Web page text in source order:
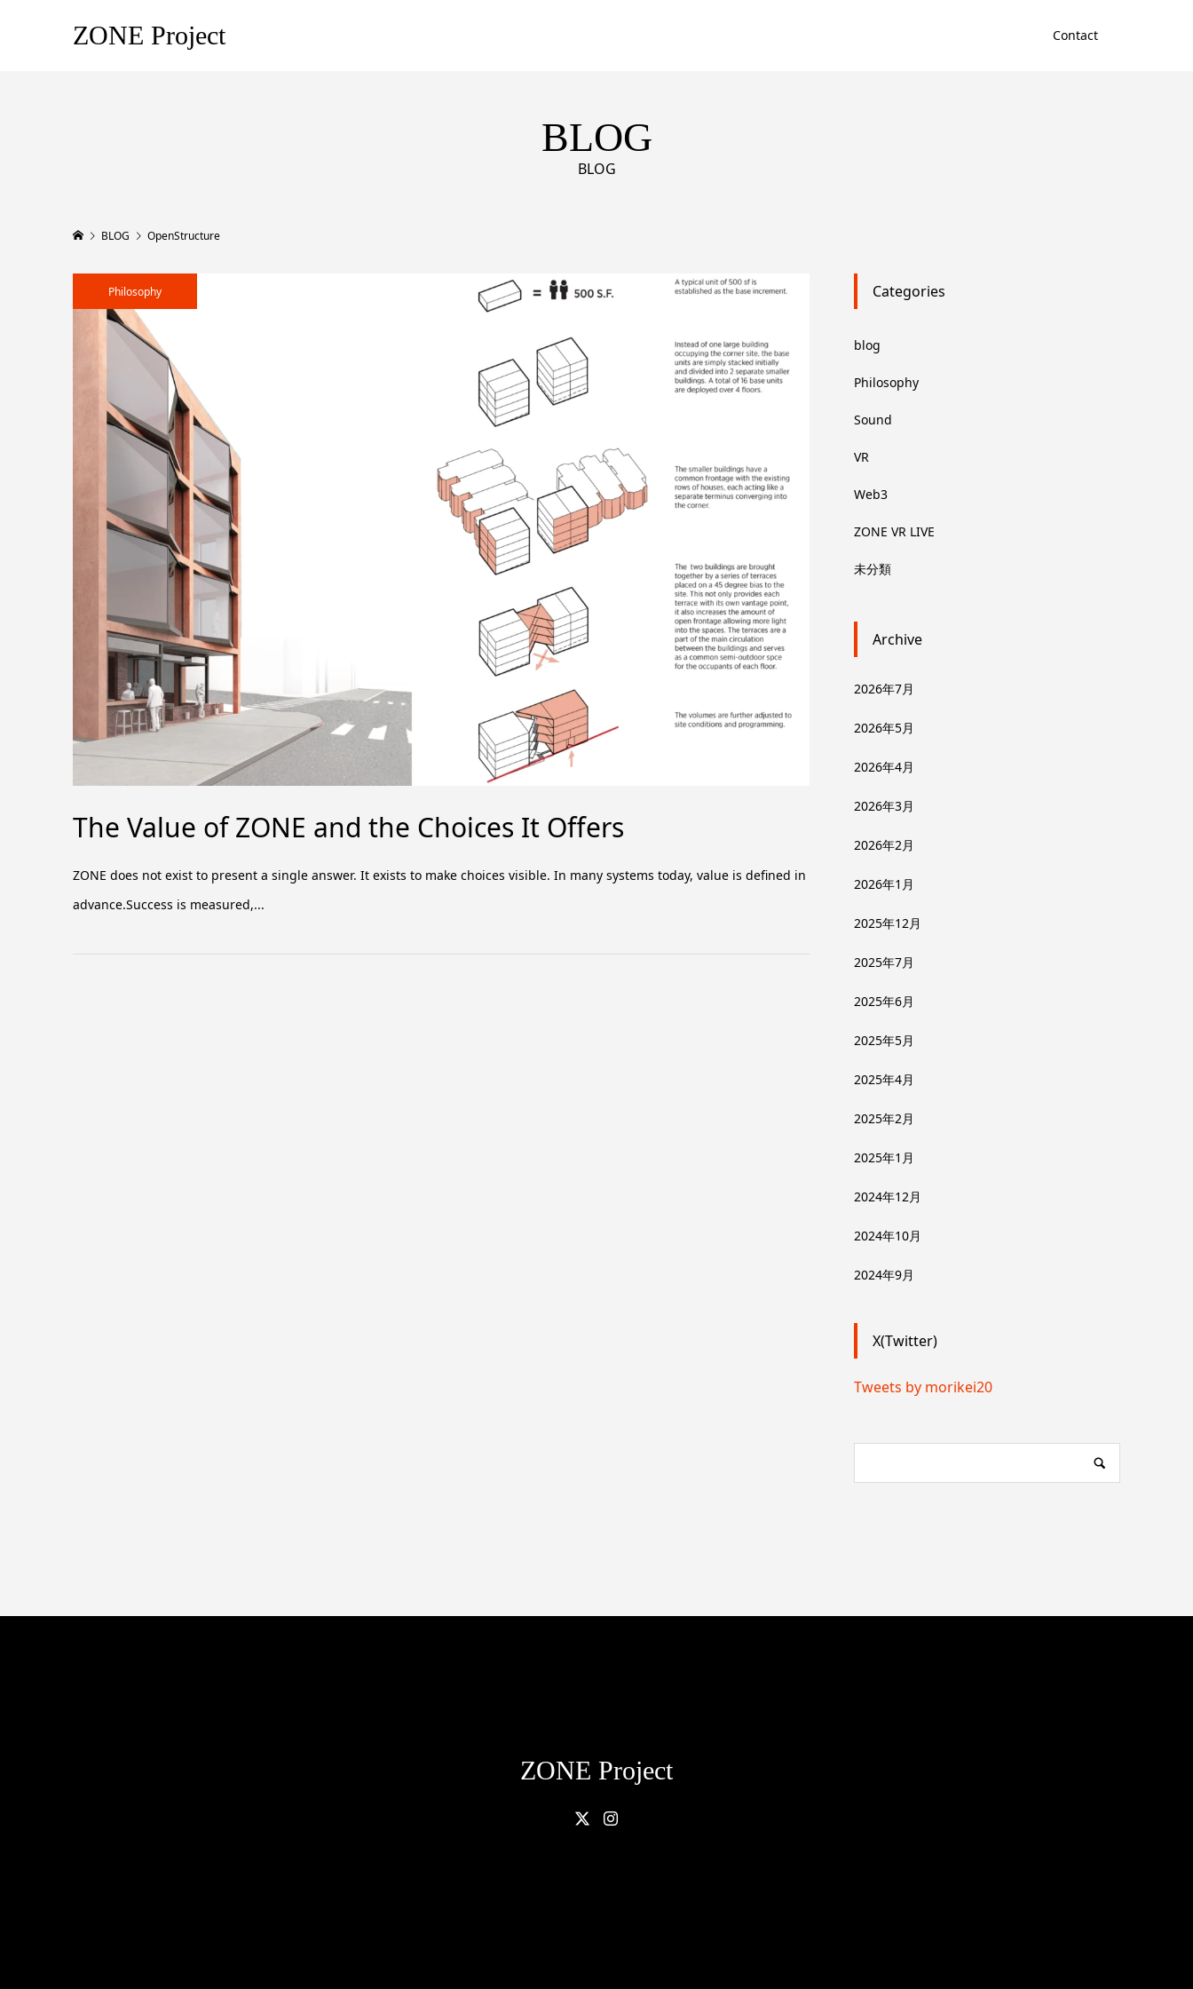
ZONE Project Contact
BLOG
BLOG
BLOG OpenStructure
Philosophy
The Value of ZONE and the Choices It Offers
ZONE does not exist to present a single answer. It exists to make choices visible. In many systems today, value is defined in
advance.Success is measured,...
Categories
blog
Philosophy
Sound
VR
Web3
ZONE VR LIVE
未分類
Archive
2026年7月
2026年5月
2026年4月
2026年3月
2026年2月
2026年1月
2025年12月
2025年7月
2025年6月
2025年5月
2025年4月
2025年2月
2025年1月
2024年12月
2024年10月
2024年9月
X(Twitter)
Tweets by morikei20
ZONE Project